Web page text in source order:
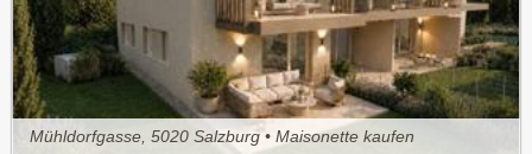
Mühldorfgasse, 5020 Salzburg • Maisonette kaufen